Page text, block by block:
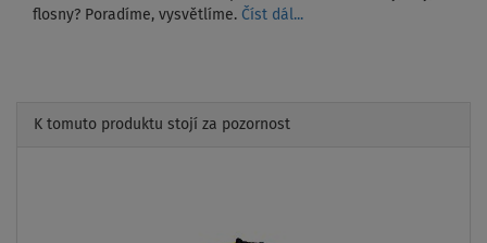
flosny? Poradíme, vysvětlíme. Číst dál...
K tomuto produktu stojí za pozornost